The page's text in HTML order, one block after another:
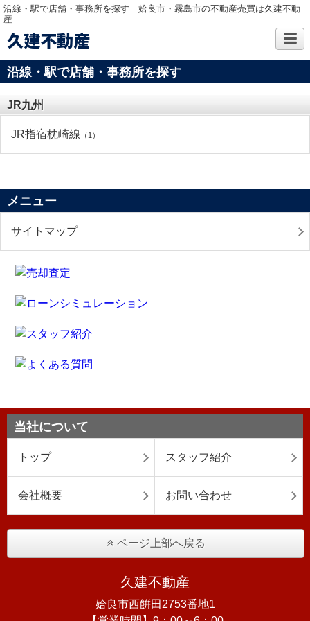
沿線・駅で店舗・事務所を探す｜姶良市・霧島市の不動産売買は久建不動
産
久建不動産
沿線・駅で店舗・事務所を探す
JR九州
JR指宿枕崎線 （1）
メニュー
サイトマップ
当社について
トップ スタッフ紹介
会社概要 お問い合わせ
ページ上部へ戻る
久建不動産
姶良市西餠田2753番地1